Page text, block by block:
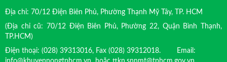
Địa chỉ: 70/12 Điện Biên Phủ, Phường Thạnh Mỹ Tây, TP. HCM
(Địa chỉ cũ: 70/12 Điện Biên Phủ, Phường 22, Quận Bình Thạnh,
TP.HCM)
Điện thoại: (028) 39313016, Fax (028) 39312018. Email: